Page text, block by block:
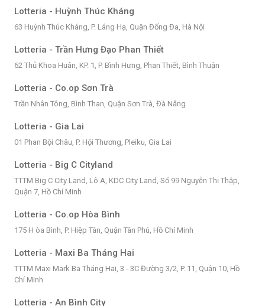
Lotteria - Huỳnh Thúc Kháng
63 Huỳnh Thúc Kháng, P. Láng Hạ, Quận Đống Đa, Hà Nội
Lotteria - Trần Hưng Đạo Phan Thiết
62 Thủ Khoa Huân, KP. 1, P. Bình Hưng, Phan Thiết, Bình Thuận
Lotteria - Co.op Sơn Trà
Trần Nhân Tông, Bình Than, Quận Sơn Trà, Đà Nẵng
Lotteria - Gia Lai
01 Phan Bội Châu, P. Hội Thương, Pleiku, Gia Lai
Lotteria - Big C Cityland
TTTM Big C City Land, Lô A, KDC City Land, Số 99 Nguyễn Thị Thập,
Quận 7, Hồ Chí Minh
Lotteria - Co.op Hòa Bình
175 H òa Bình, P. Hiệp Tân, Quận Tân Phú, Hồ Chí Minh
Lotteria - Maxi Ba Tháng Hai
TTTM Maxi Mark Ba Tháng Hai, 3 - 3C Đường 3/2, P. 11, Quận 10, Hồ
Chí Minh
Lotteria - An Bình City